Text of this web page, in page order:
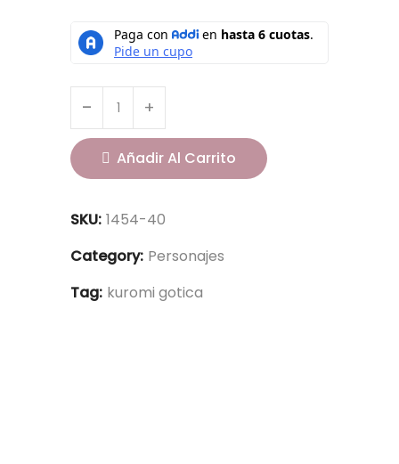
Añadir Al Carrito
SKU: 1454-40
Category: Personajes
Tag: kuromi gotica